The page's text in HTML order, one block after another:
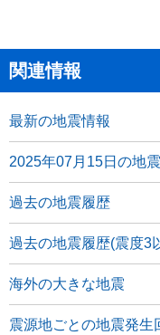
関連情報
最新の地震情報
2025年07月15日の地
過去の地震履歴
過去の地震履歴(震度3
海外の大きな地震
震源地ごとの地震発生